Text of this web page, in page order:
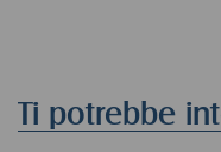
Ti potrebbe